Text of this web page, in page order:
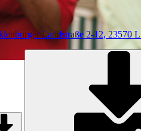
Landstraße 2-12, 23570